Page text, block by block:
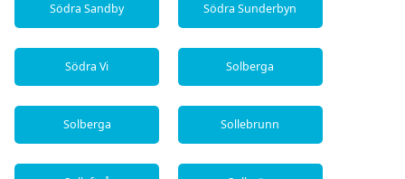
Södra Sandby Södra Sunderbyn
Södra Vi Solberga
Solberga Sollebrunn